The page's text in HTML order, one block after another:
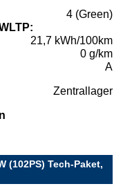
4 (Green)
21,7 kWh/100km
0 g/km
A
Zentrallager
(102PS) Tech-Paket,